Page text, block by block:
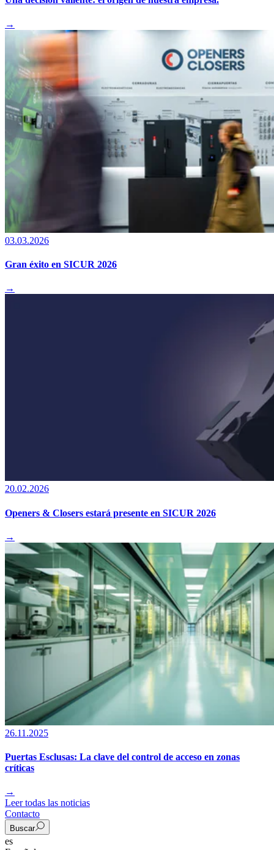
→
03.03.2026
Gran éxito en SICUR 2026
→
20.02.2026
Openers & Closers estará presente en SICUR 2026
→
26.11.2025
Puertas Esclusas: La clave del control de acceso en zonas
críticas
→
Leer todas las noticias
Contacto
Buscar
es